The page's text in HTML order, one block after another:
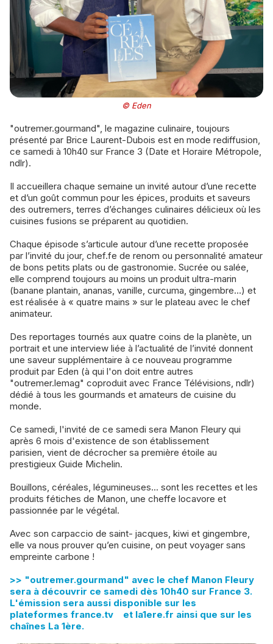
© Eden
"outremer.gourmand", le magazine culinaire, toujours
présenté par Brice Laurent-Dubois est en mode rediffusion,
ce samedi à 10h40 sur France 3 (Date et Horaire Métropole,
ndlr).
Il accueillera chaque semaine un invité autour d’une recette
et d’un goût commun pour les épices, produits et saveurs
des outremers, terres d’échanges culinaires délicieux où les
cuisines fusions se préparent au quotidien.
Chaque épisode s’articule autour d’une recette proposée
par l’invité du jour, chef.fe de renom ou personnalité amateur
de bons petits plats ou de gastronomie. Sucrée ou salée,
elle comprend toujours au moins un produit ultra-marin
(banane plantain, ananas, vanille, curcuma, gingembre…) et
est réalisée à « quatre mains » sur le plateau avec le chef
animateur.
Des reportages tournés aux quatre coins de la planète, un
portrait et une interview liée à l’actualité de l’invité donnent
une saveur supplémentaire à ce nouveau programme
produit par Eden (à qui l'on doit entre autres
"outremer.lemag" coproduit avec France Télévisions, ndlr)
dédié à tous les gourmands et amateurs de cuisine du
monde.
Ce samedi, l'invité de ce samedi sera Manon Fleury qui
après 6 mois d'existence de son établissement
parisien, vient de décrocher sa première étoile au
prestigieux Guide Michelin.
Bouillons, céréales, légumineuses... sont les recettes et les
produits fétiches de Manon, une cheffe locavore et
passionnée par le végétal.
Avec son carpaccio de saint- jacques, kiwi et gingembre,
elle va nous prouver qu’en cuisine, on peut voyager sans
empreinte carbone !
>> "outremer.gourmand" avec le chef Manon Fleury
sera à découvrir ce samedi dès 10h40 sur France 3.
L'émission sera aussi disponible sur les
plateformes france.tv
et la1ere.fr ainsi que sur les
chaînes La 1ère.